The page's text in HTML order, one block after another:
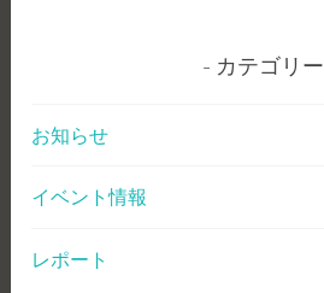
カテゴリー
お知らせ
イベント情報
レポート